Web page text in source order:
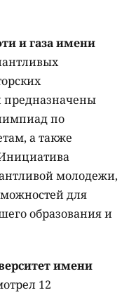
и газа имени
предназначены
по
а также
молодежи,
для
образования и
имени
12